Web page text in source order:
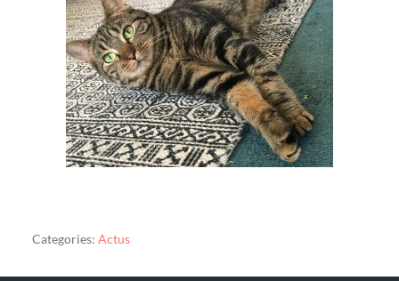
Categories: Actus